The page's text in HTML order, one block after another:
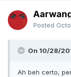
Posted
On 10/28/
Ah beh certo,